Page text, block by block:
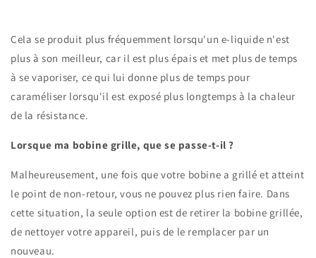
Cela se produit plus fréquemment lorsqu'un e-liquide n'est
plus à son meilleur, car il est plus épais et met plus de temps
à se vaporiser, ce qui lui donne plus de temps pour
caraméliser lorsqu'il est exposé plus longtemps à la chaleur
de la résistance.
Lorsque ma bobine grille, que se passe-t-il ?
Malheureusement, une fois que votre bobine a grillé et atteint
le point de non-retour, vous ne pouvez plus rien faire. Dans
cette situation, la seule option est de retirer la bobine grillée,
de nettoyer votre appareil, puis de le remplacer par un
nouveau.